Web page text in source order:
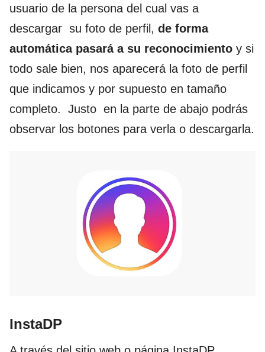
usuario de la persona del cual vas a
descargar su foto de perfil, de forma
automática pasará a su reconocimiento y si
todo sale bien, nos aparecerá la foto de perfil
que indicamos y por supuesto en tamaño
completo. Justo en la parte de abajo podrás
observar los botones para verla o descargarla.
InstaDP